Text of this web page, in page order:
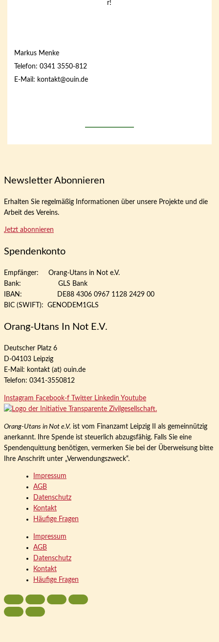
r!
Markus Menke
Telefon: 0341 3550-812
E-Mail: kontakt@ouin.de
Newsletter Abonnieren
Erhalten Sie regelmäßig Informationen über unsere Projekte und die
Arbeit des Vereins.
Jetzt abonnieren
Spendenkonto
Empfänger: Orang-Utans in Not e.V.
Bank: GLS Bank
IBAN: DE88 4306 0967 1128 2429 00
BIC (SWIFT): GENODEM1GLS
Orang-Utans In Not E.V.
Deutscher Platz 6
D-04103 Leipzig
E-Mail: kontakt (at) ouin.de
Telefon: 0341-3550812
Instagram Facebook-f Twitter Linkedin Youtube
Orang-Utans in Not e.V. ist vom Finanzamt Leipzig II als gemeinnützig
anerkannt. Ihre Spende ist steuerlich abzugsfähig. Falls Sie eine
Spendenquittung benötigen, vermerken Sie bei der Überweisung bitte
Ihre Anschrift unter „Verwendungszweck“.
Impressum
AGB
Datenschutz
Kontakt
Häufige Fragen
Impressum
AGB
Datenschutz
Kontakt
Häufige Fragen